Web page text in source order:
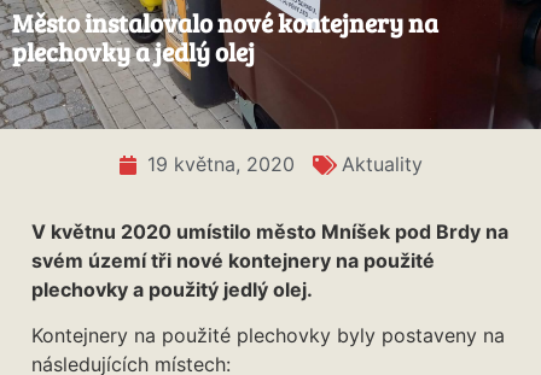
Město instalovalo nové kontejnery na
plechovky a jedlý olej
19 května, 2020 Aktuality
V květnu 2020 umístilo město Mníšek pod Brdy na
svém území tři nové kontejnery na použité
plechovky a použitý jedlý olej.
Kontejnery na použité plechovky byly postaveny na
následujících místech: